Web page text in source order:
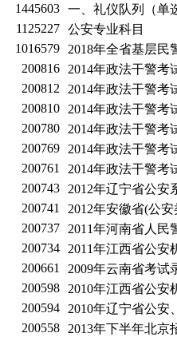
1445603 一、礼仪队列（单
1125227 公安专业科目
1016579
2018年全省基层民
200816
2014年政法干警考
200812
2014年政法干警考
200810
2014年政法干警考
200780
2014年政法干警考
200769
2014年政法干警考
200761
2014年政法干警考
200743
2012年辽宁省公安
200741
2012年安徽省(公
200737
2011年河南省人民
200734
2011年江西省公安
200661
2009年云南省考试
200598
2010年江西省公安
200594
2010年辽宁省公安
200558
2013年下半年北京